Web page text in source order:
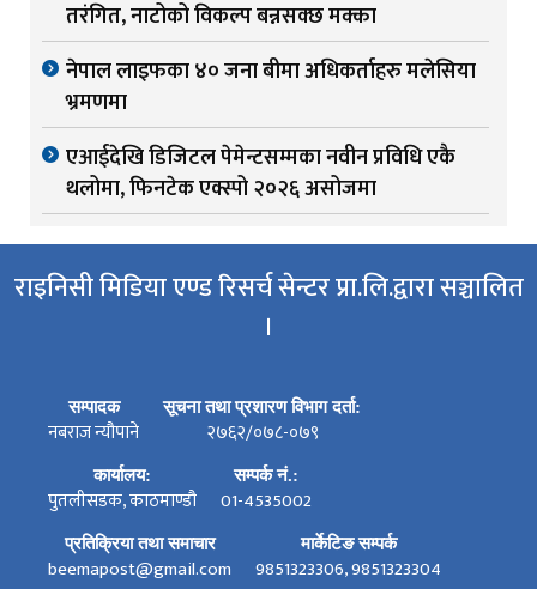
तरंगित, नाटोको विकल्प बन्नसक्छ मक्का
नेपाल लाइफका ४० जना बीमा अधिकर्ताहरु मलेसिया
भ्रमणमा
एआईदेखि डिजिटल पेमेन्टसम्मका नवीन प्रविधि एकै
थलोमा, फिनटेक एक्स्पो २०२६ असोजमा
राइनिसी मिडिया एण्ड रिसर्च सेन्टर प्रा.लि.द्वारा सञ्चालित
।
सम्पादक
नबराज न्यौपाने
सूचना तथा प्रशारण विभाग दर्ता:
२७६२/०७८-०७९
कार्यालय:
पुतलीसडक, काठमाण्डौ
सम्पर्क नं.:
01-4535002
प्रतिक्रिया तथा समाचार
beemapost@gmail.com
मार्केटिङ सम्पर्क
9851323306, 9851323304